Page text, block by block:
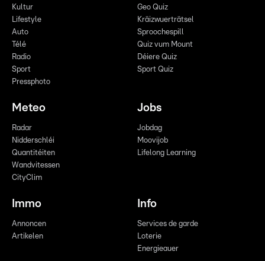
Kultur
Lifestyle
Auto
Télé
Radio
Sport
Pressphoto
Geo Quiz
Kräizwuerträtsel
Sproochespill
Quiz vum Mount
Déiere Quiz
Sport Quiz
Meteo
Radar
Nidderschléi
Quantitéiten
Wandvitessen
CityClim
Jobs
Jobdag
Moovijob
Lifelong Learning
Immo
Annoncen
Artikelen
Info
Services de garde
Loterie
Energieauer